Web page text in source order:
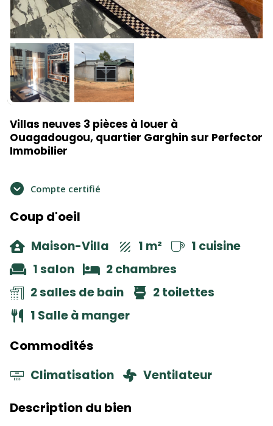
Villas neuves 3 pièces à louer à
Ouagadougou, quartier Garghin sur Perfector
Immobilier
Compte certifié
Coup d'oeil
Maison-Villa 1 m²
1 cuisine
1 salon
2 chambres
2 salles de bain
2 toilettes
1 Salle à manger
Commodités
Climatisation Ventilateur
Description du bien